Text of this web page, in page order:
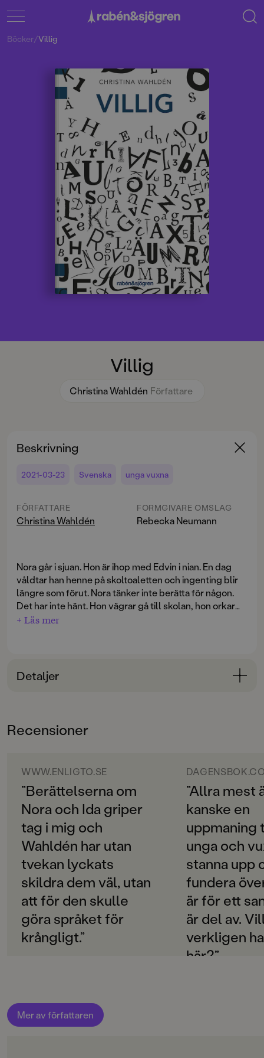
Villig
Christina Wahldén Författare
Böcker/Villig
Beskrivning
2021-03-23 Svenska unga vuxna
FÖRFATTARE
Christina Wahldén
FORMGIVARE OMSLAG
Rebecka Neumann
Nora går i sjuan. Hon är ihop med Edvin i nian. En dag
våldtar han henne på skoltoaletten och ingenting blir
längre som förut. Nora tänker inte berätta för någon.
Det har inte hänt. Hon vägrar gå till skolan, hon orkar
ingenting - inte träna, inte plugga, knappt äta. Allting
Villigbeskriver en rå och obehaglig verklighet som
+ Läs mer
Detaljer
unga vuxna
Svenska
SPRÅK
Svenska
PUBLICERINGSDATUM
2021-03-23
Produktion
MILJÖMÄRKNING
Nej
CE-MÄRKNING
Nej
9789129732825
Recensioner
WWW.ENLIGTO.SE
”Berättelserna om
Nora och Ida griper
tag i mig och
Wahldén har utan
tvekan lyckats
skildra dem väl, utan
att för den skulle
göra språket för
krångligt.”
”Allra mest
kanske en
uppmaning
unga och
stanna upp
fundera
är för ett
är del av.
verkligen
här?”
Mer av författaren